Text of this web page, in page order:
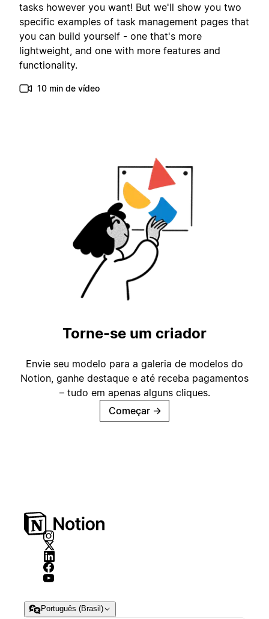
tasks however you want! But we'll show you two
specific examples of task management pages that
you can build yourself - one that's more
lightweight, and one with more features and
functionality.
10 min de vídeo
Torne-se um criador
Envie seu modelo para a galeria de modelos do
Notion, ganhe destaque e até receba pagamentos
– tudo em apenas alguns cliques.
Começar →
Português (Brasil)